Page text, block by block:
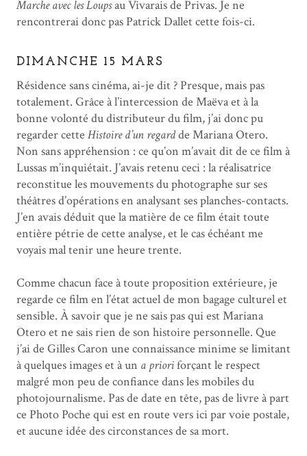
Marche avec les Loupsau Vivarais de Privas. Je ne
rencontrerai donc pas Patrick Dallet cette fois-ci.
DIMANCHE 15 MARS
Résidence sans cinéma, ai-je dit ? Presque, mais pas
totalement. Grâce à l’intercession de Maëva et à la
bonne volonté du distributeur du film, j’ai donc pu
regarder cette Histoire d’un regardde Mariana Otero.
Non sans appréhension : ce qu’on m’avait dit de ce film à
Lussas m’inquiétait. J’avais retenu ceci : la réalisatrice
reconstitue les mouvements du photographe sur ses
théâtres d’opérations en analysant ses planches-contacts.
J’en avais déduit que la matière de ce film était toute
entière pétrie de cette analyse, et le cas échéant me
voyais mal tenir une heure trente.
Comme chacun face à toute proposition extérieure, je
regarde ce film en l’état actuel de mon bagage culturel et
sensible. À savoir que je ne sais pas qui est Mariana
Otero et ne sais rien de son histoire personnelle. Que
j’ai de Gilles Caron une connaissance minime se limitant
à quelques images et à un a prioriforçant le respect
malgré mon peu de confiance dans les mobiles du
photojournalisme. Pas de date en tête, pas de livre à part
ce Photo Poche qui est en route vers ici par voie postale,
et aucune idée des circonstances de sa mort.